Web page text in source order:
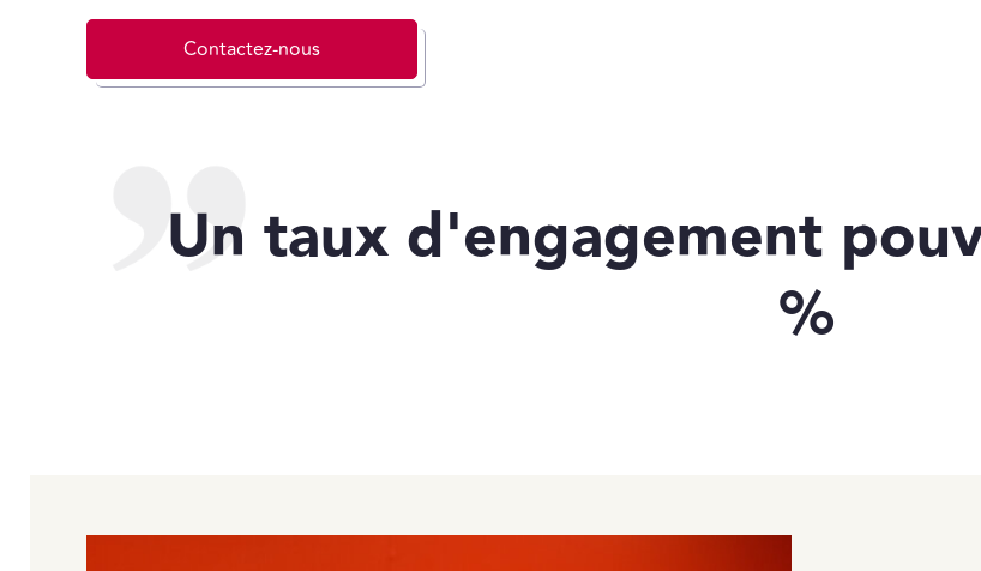
Contactez-nous
Un taux d'engagement
%